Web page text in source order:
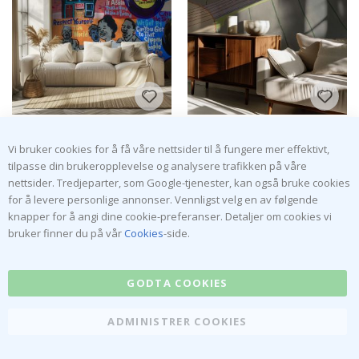
Tapet
kr 249,00
kunst
kr 249,00